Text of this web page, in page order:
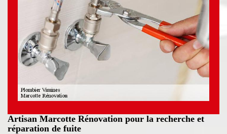
Artisan Marcotte Rénovation pour la recherche et
réparation de fuite